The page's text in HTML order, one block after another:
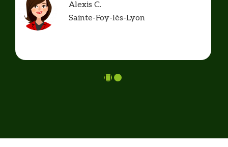
Alexis C.
Sainte-Foy-lès-Lyon